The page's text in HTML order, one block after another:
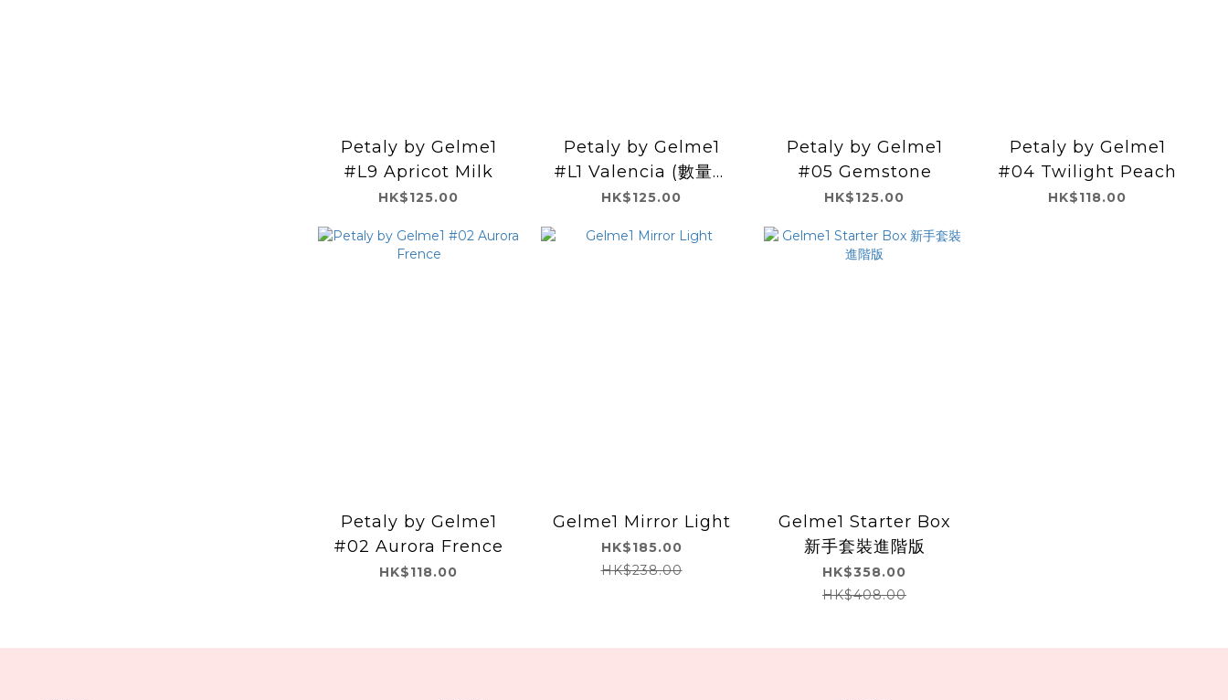
Petaly by Gelme1
#L9 Apricot Milk
HK$125.00
Petaly by Gelme1
#L1 Valencia (數量限
定色)
HK$125.00
Petaly by Gelme1
#05 Gemstone
HK$125.00
Petaly by Gelme1
#04 Twilight Peach
HK$118.00
Petaly by Gelme1
#02 Aurora Frence
HK$118.00
Gelme1 Mirror Light
HK$185.00
HK$238.00
Gelme1 Starter Box
新手套裝進階版
HK$358.00
HK$408.00